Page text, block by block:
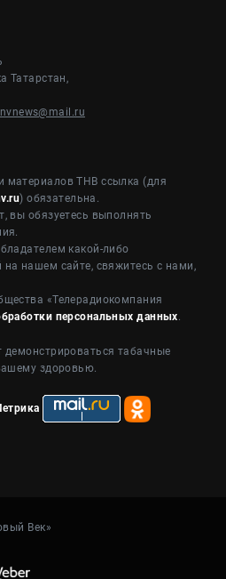
Татарстан,
материалов ТНВ ссылка (для
) обязательна.
вы обязуетесь выполнять
какой-либо
нашем сайте, свяжитесь с нами,
«Телерадиокомпания
персональных данных.
демонстрироваться табачные
здоровью.
Век»